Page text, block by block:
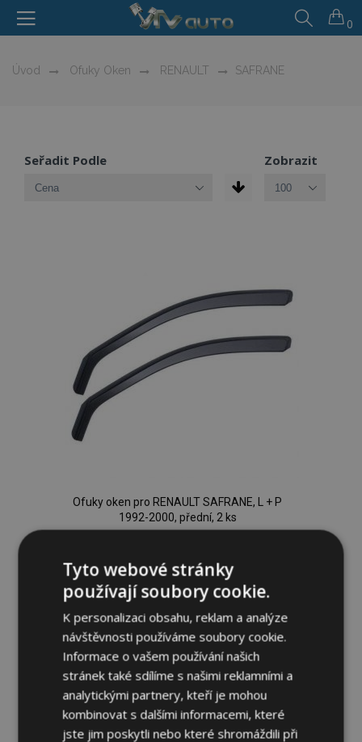
0
Úvod Ofuky Oken RENAULT SAFRANE
Seřadit Podle Zobrazit
Ofuky oken pro RENAULT SAFRANE, L + P
1992-2000, přední, 2 ks
Přidat Do Košíku
Přidat
k
oblíbeným
Tyto webové stránky
používají soubory cookie.
K personalizaci obsahu, reklam a analýze
návštěvnosti používáme soubory cookie.
Informace o vašem používání našich
stránek také sdílíme s našimi reklamními a
analytickými partnery, kteří je mohou
kombinovat s dalšími informacemi, které
jste jim poskytli nebo které shromáždili při